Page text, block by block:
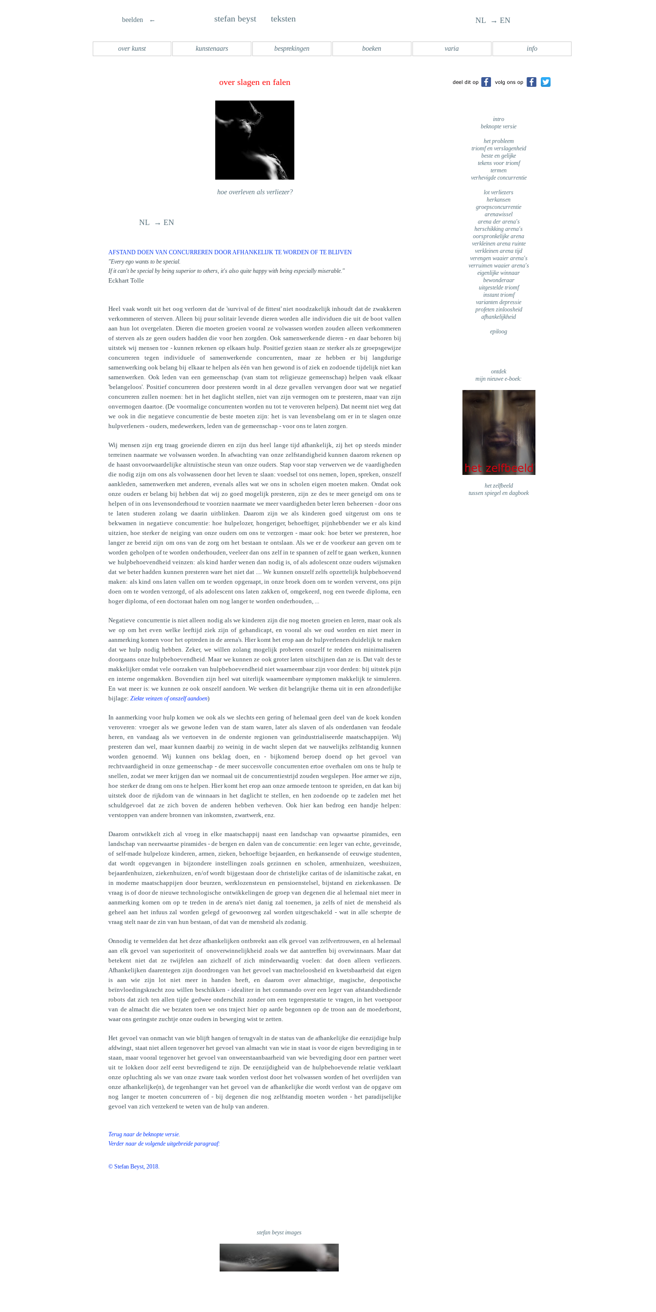
NL → EN
stefan beyst teksten
beelden ←
info
varia
boeken
besprekingen
kunstenaars
over kunst
over slagen en falen
hoe overleven als verliezer?
NL → EN
AFSTAND DOEN VAN CONCURREREN DOOR AFHANKELIJK TE WORDEN OF TE BLIJVEN
"Every ego wants to be special.
If it can't be special by being superior to others, it's also quite happy with being especially miserable."
Eckhart Tolle
Heel vaak wordt uit het oog verloren dat de 'survival of de fittest' niet noodzakelijk inhoudt dat de zwakkeren
verkommeren of sterven. Alleen bij puur solitair levende dieren worden alle individuen die uit de boot vallen
aan hun lot overgelaten. Dieren die moeten groeien vooral ze volwassen worden zouden alleen verkommeren
of sterven als ze geen ouders hadden die voor hen zorgden. Ook samenwerkende dieren - en daar behoren bij
uitstek wij mensen toe - kunnen rekenen op elkaars hulp. Positief gezien staan ze sterker als ze groepsgewijze
concurreren tegen individuele of samenwerkende concurrenten, maar ze hebben er bij langdurige
samenwerking ook belang bij elkaar te helpen als ëén van hen gewond is of ziek en zodoende tijdelijk niet kan
samenwerken. Ook leden van een gemeenschap (van stam tot religieuze gemeenschap) helpen vaak elkaar
'belangeloos'. Positief concurreren door presteren wordt in al deze gevallen vervangen door wat we negatief
concurreren zullen noemen: het in het daglicht stellen, niet van zijn vermogen om te presteren, maar van zijn
onvermogen daartoe. (De voormalige concurrenten worden nu tot te veroveren helpers). Dat neemt niet weg dat
we ook in die negatieve concurrentie de beste moeten zijn: het is van levensbelang om er in te slagen onze
hulpverleners - ouders, medewerkers, leden van de gemeenschap - voor ons te laten zorgen.
Wij mensen zijn erg traag groeiende dieren en zijn dus heel lange tijd afhankelijk, zij het op steeds minder
terreinen naarmate we volwassen worden. In afwachting van onze zelfstandigheid kunnen daarom rekenen op
de haast onvoorwaardelijke altruïstische steun van onze ouders. Stap voor stap verwerven we de vaardigheden
die nodig zijn om ons als volwassenen door het leven te slaan: voedsel tot ons nemen, lopen, spreken, onszelf
aankleden, samenwerken met anderen, evenals alles wat we ons in scholen eigen moeten maken. Omdat ook
onze ouders er belang bij hebben dat wij zo goed mogelijk presteren, zijn ze des te meer geneigd om ons te
helpen of in ons levensonderhoud te voorzien naarmate we meer vaardigheden beter leren beheersen - door ons
te laten studeren zolang we daarin uitblinken. Daarom zijn we als kinderen goed uitgerust om ons te
bekwamen in negatieve concurrentie: hoe hulpelozer, hongeriger, behoeftiger, pijnhebbender we er als kind
uitzien, hoe sterker de neiging van onze ouders om ons te verzorgen - maar ook: hoe beter we presteren, hoe
langer ze bereid zijn om ons van de zorg om het bestaan te ontslaan. Als we er de voorkeur aan geven om te
worden geholpen of te worden onderhouden, veeleer dan ons zelf in te spannen of zelf te gaan werken, kunnen
we hulpbehoevendheid veinzen: als kind harder wenen dan nodig is, of als adolescent onze ouders wijsmaken
dat we beter hadden kunnen presteren ware het niet dat .... We kunnen onszelf zelfs opzettelijk hulpbehoevend
maken: als kind ons laten vallen om te worden opgeraapt, in onze broek doen om te worden ververst, ons pijn
doen om te worden verzorgd, of als adolescent ons laten zakken of, omgekeerd, nog een tweede diploma, een
hoger diploma, of een doctoraat halen om nog langer te worden onderhouden, ...
Negatieve concurrentie is niet alleen nodig als we kinderen zijn die nog moeten groeien en leren, maar ook als
we op om het even welke leeftijd ziek zijn of gehandicapt, en vooral als we oud worden en niet meer in
aanmerking komen voor het optreden in de arena's. Hier komt het erop aan de hulpverleners duidelijk te maken
dat we hulp nodig hebben. Zeker, we willen zolang mogelijk proberen onszelf te redden en minimaliseren
doorgaans onze hulpbehoevendheid. Maar we kunnen ze ook groter laten uitschijnen dan ze is. Dat valt des te
makkelijker omdat vele oorzaken van hulpbehoevendheid niet waarneembaar zijn voor derden: bij uitstek pijn
en interne ongemakken. Bovendien zijn heel wat uiterlijk waarneembare symptomen makkelijk te simuleren.
En wat meer is: we kunnen ze ook onszelf aandoen. We werken dit belangrijke thema uit in een afzonderlijke
bijlage:Ziekte veinzen of onszelf aandoen)
In aanmerking voor hulp komen we ook als we slechts een gering of helemaal geen deel van de koek konden
veroveren: vroeger als we gewone leden van de stam waren, later als slaven of als onderdanen van feodale
heren, en vandaag als we vertoeven in de onderste regionen van geïndustrialiseerde maatschappijen. Wij
presteren dan wel, maar kunnen daarbij zo weinig in de wacht slepen dat we nauwelijks zelfstandig kunnen
worden genoemd. Wij kunnen ons beklag doen, en - bijkomend beroep doend op het gevoel van
rechtvaardigheid in onze gemeenschap - de meer succesvolle concurrenten ertoe overhalen om ons te hulp te
snellen, zodat we meer krijgen dan we normaal uit de concurrentiestrijd zouden wegslepen. Hoe armer we zijn,
hoe sterker de drang om ons te helpen. Hier komt het erop aan onze armoede tentoon te spreiden, en dat kan bij
uitstek door de rijkdom van de winnaars in het daglicht te stellen, en hen zodoende op te zadelen met het
schuldgevoel dat ze zich boven de anderen hebben verheven. Ook hier kan bedrog een handje helpen:
verstoppen van andere bronnen van inkomsten, zwartwerk, enz.
Daarom ontwikkelt zich al vroeg in elke maatschappij naast een landschap van opwaartse piramides, een
landschap van neerwaartse piramides - de bergen en dalen van de concurrentie: een leger van echte, geveinsde,
of self-made hulpeloze kinderen, armen, zieken, behoeftige bejaarden, en herkansende of eeuwige studenten,
dat wordt opgevangen in bijzondere instellingen zoals gezinnen en scholen, armenhuizen, weeshuizen,
bejaardenhuizen, ziekenhuizen, en/of wordt bijgestaan door de christelijke caritas of de islamitische zakat, en
in moderne maatschappijen door beurzen, werklozensteun en pensioenstelsel, bijstand en ziekenkassen. De
vraag is of door de nieuwe technologische ontwikkelingen de groep van degenen die al helemaal niet meer in
aanmerking komen om op te treden in de arena's niet danig zal toenemen, ja zelfs of niet de mensheid als
geheel aan het infuus zal worden gelegd of gewoonweg zal worden uitgeschakeld - wat in alle scherpte de
vraag stelt naar de zin van hun bestaan, of dat van de mensheid als zodanig.
Onnodig te vermelden dat het deze afhankelijken ontbreekt aan elk gevoel van zelfvertrouwen, en al helemaal
aan elk gevoel van superioriteit of onoverwinnelijkheid zoals we dat aantreffen bij overwinnaars. Maar dat
betekent niet dat ze twijfelen aan zichzelf of zich minderwaardig voelen: dat doen alleen verliezers.
Afhankelijken daarentegen zijn doordrongen van het gevoel van machteloosheid en kwetsbaarheid dat eigen
is aan wie zijn lot niet meer in handen heeft, en daarom over almachtige, magische, despotische
beïnvloedingskracht zou willen beschikken - idealiter in het commando over een leger van afstandsbediende
robots dat zich ten allen tijde gedwee onderschikt zonder om een tegenprestatie te vragen, in het voetspoor
van de almacht die we bezaten toen we ons traject hier op aarde begonnen op de troon aan de moederborst,
waar ons geringste zuchtje onze ouders in beweging wist te zetten.
Het gevoel van onmacht van wie blijft hangen of terugvalt in de status van de afhankelijke die eenzijdige hulp
afdwingt, staat niet alleen tegenover het gevoel van almacht van wie in staat is voor de eigen bevrediging in te
staan, maar vooral tegenover het gevoel van onweerstaanbaarheid van wie bevrediging door een partner weet
uit te lokken door zelf eerst bevredigend te zijn. De eenzijdigheid van de hulpbehoevende relatie verklaart
onze opluchting als we van onze zware taak worden verlost door het volwassen worden of het overlijden van
onze afhankelijke(n), de tegenhanger van het gevoel van de afhankelijke die wordt verlost van de opgave om
nog langer te moeten concurreren of - bij degenen die nog zelfstandig moeten worden - het paradijselijke
gevoel van zich verzekerd te weten van de hulp van anderen.
Terug naar de beknopte versie.
Verder naar de volgende uitgebreide paragraaf:
© Stefan Beyst, 2018.
intro
beknopte versie
het probleem
triomf en verslagenheid
beste en gelijke
tekens voor triomf
termen
verhevigde concurrentie
lot verliezers
herkansen
groepsconcurrentie
arenawissel
arena der arena's
herschikking arena's
oorspronkelijke arena
verkleinen arena ruinte
verkleinen arena tijd
verengen waaier arena's
verruimen waaier arena's
eigenlijke winnaar
bewonderaar
uitgestelde triomf
instant triomf
varianten depressie
profeten zinloosheid
afhankelijkheid
epiloog
ontdek
mijn nieuwe e-boek:
het zelfbeeld
tussen spiegel en dagboek
stefan beyst images